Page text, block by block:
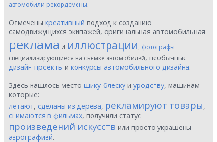
автомобили-рекордсмены.
Отмечены креативный подход к созданию
самодвижущихся экипажей, оригинальная автомобильная
реклама и иллюстрации, фотографы
специализирующиеся на съемке автомобилей, необычные
дизайн-проекты и конкурсы автомобильного дизайна.
Здесь нашлось место шику-блеску и уродству, машинам
которые:
летают, сделаны из дерева, рекламируют товары,
снимаются в фильмах, получили статус
произведений искусств или просто украшены
аэрографией.